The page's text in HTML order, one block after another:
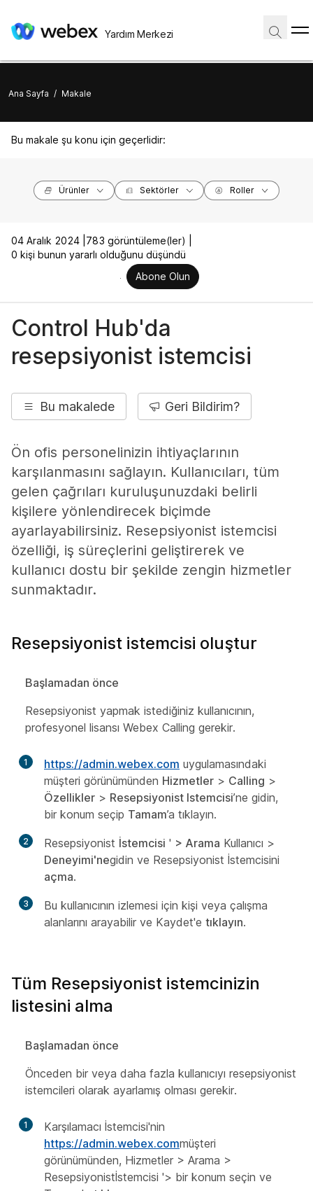
Yardım Merkezi
Ana Sayfa / Makale
Bu makale şu konu için geçerlidir:
Ürünler Sektörler Roller
04 Aralık 2024 | 783 görüntüleme(ler) |
0 kişi bunun yararlı olduğunu düşündü
Abone Olun
Control Hub'da
resepsiyonist istemcisi
Bu makalede Geri Bildirim?
Ön ofis personelinizin ihtiyaçlarının
karşılanmasını sağlayın. Kullanıcıları, tüm
gelen çağrıları kuruluşunuzdaki belirli
kişilere yönlendirecek biçimde
ayarlayabilirsiniz. Resepsiyonist istemcisi
özelliği, iş süreçlerini geliştirerek ve
kullanıcı dostu bir şekilde zengin hizmetler
sunmaktadır.
Resepsiyonist istemcisi oluştur
Başlamadan önce
Resepsiyonist yapmak istediğiniz kullanıcının,
profesyonel lisansı Webex Calling gerekir.
1 https://admin.webex.com uygulamasındaki
müşteri görünümünden Hizmetler > Calling >
Özellikler > Resepsiyonist Istemcisi’ne gidin,
bir konum seçip Tamam’a tıklayın.
2 Resepsiyonist İstemcisi ' > Arama Kullanıcı >
Deneyimi'negidin ve Resepsiyonist İstemcisini
açma.
3
Bu kullanıcının izlemesi için kişi veya çalışma
alanlarını arayabilir ve Kaydet'e tıklayın.
Tüm Resepsiyonist istemcinizin
listesini alma
Başlamadan önce
Önceden bir veya daha fazla kullanıcıyı resepsiyonist
istemcileri olarak ayarlamış olması gerekir.
1
Karşılamacı İstemcisi'nin
https://admin.webex.commüşteri
görünümünden, Hizmetler > Arama >
Resepsiyonistİstemcisi '> bir konum seçin ve